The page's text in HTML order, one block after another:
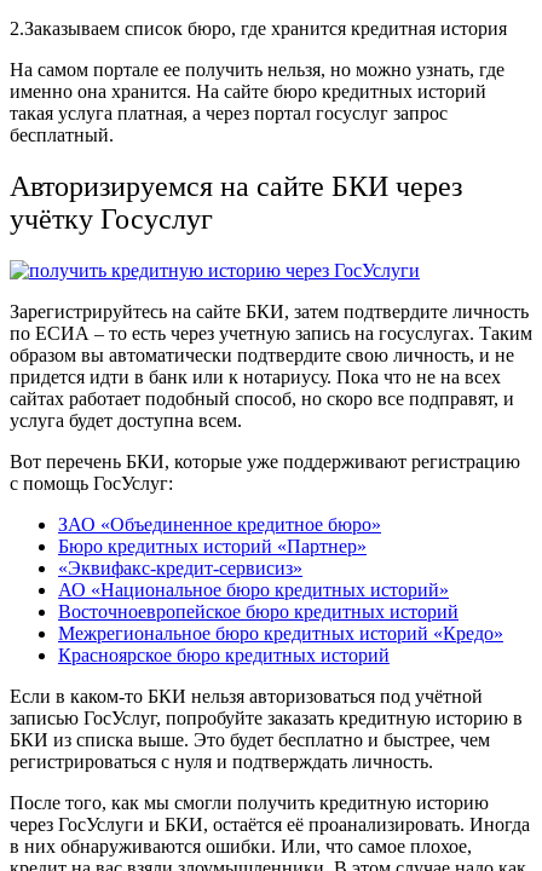
2.Заказываем список бюро, где хранится кредитная история
На самом портале ее получить нельзя, но можно узнать, где
именно она хранится. На сайте бюро кредитных историй
такая услуга платная, а через портал госуслуг запрос
бесплатный.
Авторизируемся на сайте БКИ через
учётку Госуслуг
Зарегистрируйтесь на сайте БКИ, затем подтвердите личность
по ЕСИА – то есть через учетную запись на госуслугах. Таким
образом вы автоматически подтвердите свою личность, и не
придется идти в банк или к нотариусу. Пока что не на всех
сайтах работает подобный способ, но скоро все подправят, и
услуга будет доступна всем.
Вот перечень БКИ, которые уже поддерживают регистрацию
с помощь ГосУслуг:
ЗАО «Объединенное кредитное бюро»
Бюро кредитных историй «Партнер»
«Эквифакс-кредит-сервисиз»
АО «Национальное бюро кредитных историй»
Восточноевропейское бюро кредитных историй
Межрегиональное бюро кредитных историй «Кредо»
Красноярское бюро кредитных историй
Если в каком-то БКИ нельзя авторизоваться под учётной
записью ГосУслуг, попробуйте заказать кредитную историю в
БКИ из списка выше. Это будет бесплатно и быстрее, чем
регистрироваться с нуля и подтверждать личность.
После того, как мы смогли получить кредитную историю
через ГосУслуги и БКИ, остаётся её проанализировать. Иногда
в них обнаруживаются ошибки. Или, что самое плохое,